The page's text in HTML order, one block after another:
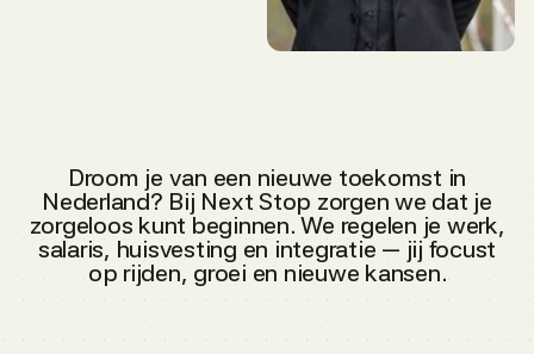
Droom je van een nieuwe toekomst in
Nederland? Bij Next Stop zorgen we dat je
zorgeloos kunt beginnen. We regelen je werk,
salaris, huisvesting en integratie — jij focust
op rijden, groei en nieuwe kansen.